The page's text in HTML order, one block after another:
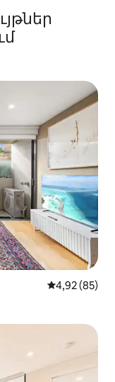
Միջին
4,92 (85)